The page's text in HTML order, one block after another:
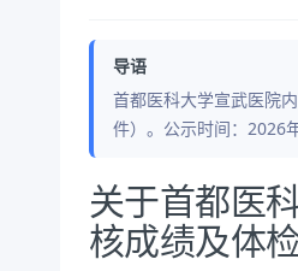
导语
首都医科大学宣武医院
件）。公示时间：2026
公告正文
关于首都医
核成绩及体